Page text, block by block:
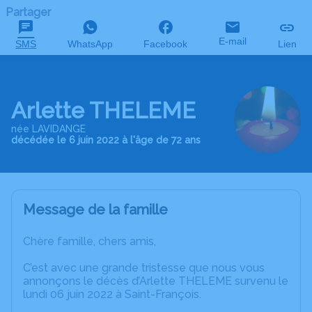
Partager
SMS WhatsApp Facebook E-mail Lien
Arlette THELEME
née LAVIDANGE
décédée le 6 juin 2022 à l'âge de 72 ans
Message de la famille
Chère famille, chers amis,
C’est avec une grande tristesse que nous vous
annonçons le décès d’Arlette THELEME survenu le
lundi 06 juin 2022 à Saint-François.